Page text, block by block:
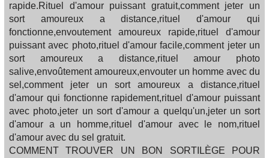
rapide.Rituel d'amour puissant gratuit,comment jeter un
sort amoureux a distance,rituel d'amour qui
fonctionne,envoutement amoureux rapide,rituel d'amour
puissant avec photo,rituel d'amour facile,comment jeter un
sort amoureux a distance,rituel amour photo
salive,envoûtement amoureux,envouter un homme avec du
sel,comment jeter un sort amoureux a distance,rituel
d'amour qui fonctionne rapidement,rituel d'amour puissant
avec photo,jeter un sort d'amour a quelqu'un,jeter un sort
d'amour a un homme,rituel d'amour avec le nom,rituel
d'amour avec du sel gratuit.
COMMENT TROUVER UN BON SORTILÈGE POUR